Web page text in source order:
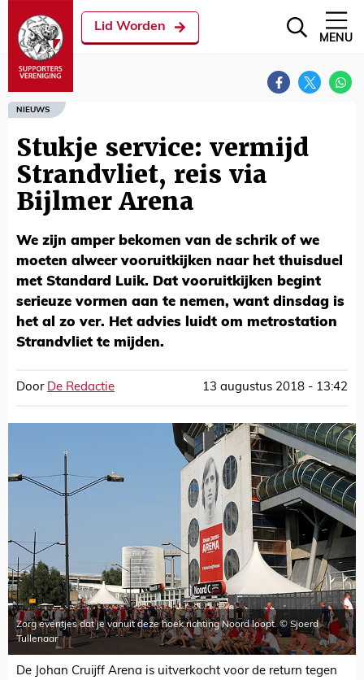
Lid Worden
MENU
NIEUWS
Stukje service: vermijd
Strandvliet, reis via
Bijlmer Arena
We zijn amper bekomen van de schrik of we
moeten alweer vooruitkijken naar het thuisduel
met Standard Luik. Dat vooruitkijken begint
serieuze vormen aan te nemen, want dinsdag is
het al zo ver. Het advies luidt om metrostation
Strandvliet te mijden.
Door De Redactie 13 augustus 2018 - 13:42
Zorg eventjes dat je vanuit deze hoek richting Noord loopt. © Sjoerd
Tullenaar
De Johan Cruijff Arena is uitverkocht voor de return tegen